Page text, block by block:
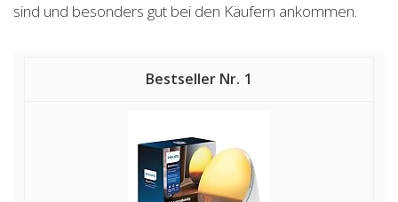
sind und besonders gut bei den Käufern ankommen.
1